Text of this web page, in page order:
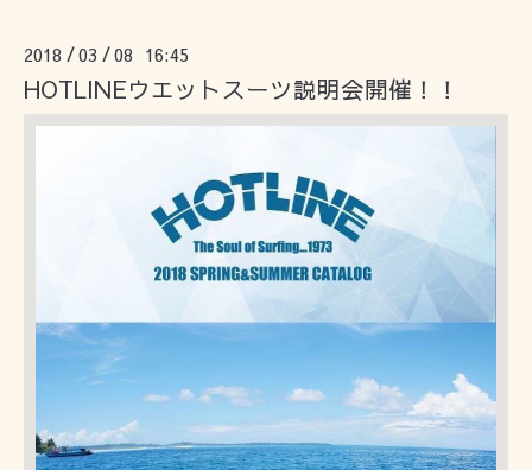
2018 /03 /08 16:45
HOTLINEウエットスーツ説明会開催！！